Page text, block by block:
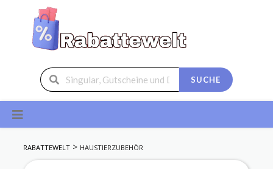
SUCHE
content
RABATTEWELT> HAUSTIERZUBEHÖR